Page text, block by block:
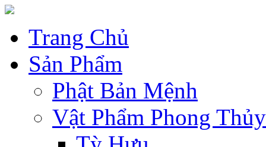
Trang Chủ
Sản Phẩm
Phật Bản Mệnh
Vật Phẩm Phong Thủy